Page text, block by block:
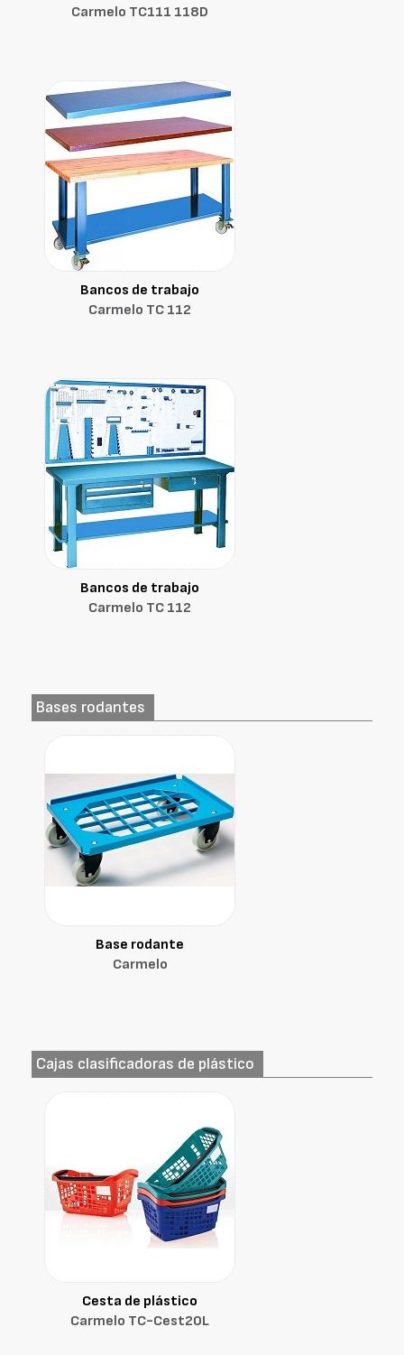
Carmelo TC111 118D
Bancos de trabajo
Carmelo TC 112
Bancos de trabajo
Carmelo TC 112
Bases rodantes
Base rodante
Carmelo
Cajas clasificadoras de plástico
Cesta de plástico
Carmelo TC-Cest20L